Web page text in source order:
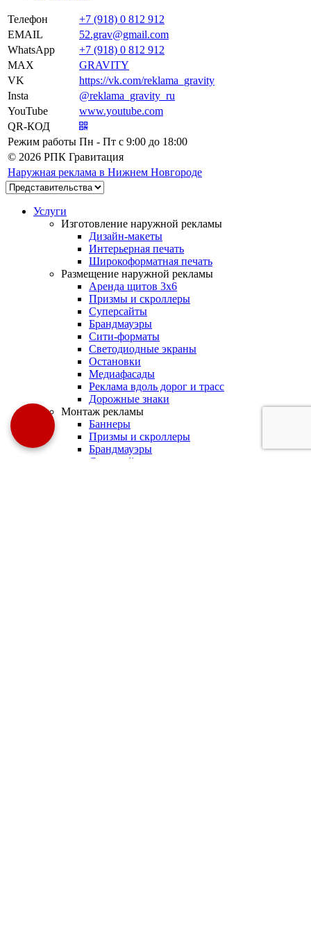
Телефон
+7 (918) 0 812 912
EMAIL
52.grav@gmail.com
WhatsApp
+7 (918) 0 812 912
MAX
GRAVITY
VK
https://vk.com/reklama_gravity
Insta
@reklama_gravity_ru
YouTube
www.youtube.com
QR-КОД
Режим работы Пн - Пт c 9:00 до 18:00
© 2026 РПК Гравитация
Наружная реклама в Нижнем Новгороде
Услуги
Изготовление наружной рекламы
Дизайн-макеты
Интерьерная печать
Широкоформатная печать
Размещение наружной рекламы
Аренда щитов 3х6
Призмы и скроллеры
Суперсайты
Брандмауэры
Сити-форматы
Светодиодные экраны
Остановки
Медиафасады
Реклама вдоль дорог и трасс
Дорожные знаки
Монтаж рекламы
Баннеры
Призмы и скроллеры
Брандмауэры
Суперсайты